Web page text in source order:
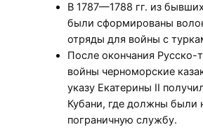
В 1787—1788 гг. из
были сформированы
отряды для войны с
После окончания Русско-
войны черноморские
указу Екатерины II
Кубани, где должны были
пограничную службу.